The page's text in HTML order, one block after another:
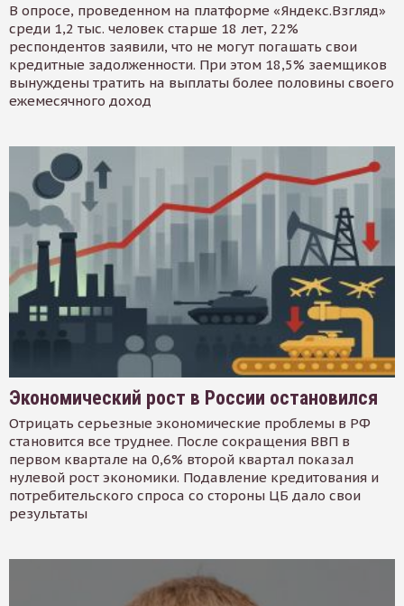
В опросе, проведенном на платформе «Яндекс.Взгляд»
среди 1,2 тыс. человек старше 18 лет, 22%
респондентов заявили, что не могут погашать свои
кредитные задолженности. При этом 18,5% заемщиков
вынуждены тратить на выплаты более половины своего
ежемесячного доход
Экономический рост в России остановился
Отрицать серьезные экономические проблемы в РФ
становится все труднее. После сокращения ВВП в
первом квартале на 0,6% второй квартал показал
нулевой рост экономики. Подавление кредитования и
потребительского спроса со стороны ЦБ дало свои
результаты